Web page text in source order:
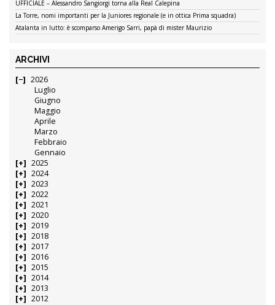
UFFICIALE – Alessandro Sangiorgi torna alla Real Calepina
La Torre, nomi importanti per la Juniores regionale (e in ottica Prima squadra)
Atalanta in lutto: è scomparso Amerigo Sarri, papà di mister Maurizio
ARCHIVI
2026
Luglio
Giugno
Maggio
Aprile
Marzo
Febbraio
Gennaio
2025
2024
2023
2022
2021
2020
2019
2018
2017
2016
2015
2014
2013
2012